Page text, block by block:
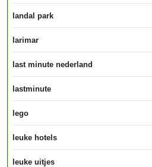
landal park
larimar
last minute nederland
lastminute
lego
leuke hotels
leuke uitjes